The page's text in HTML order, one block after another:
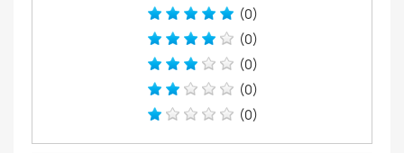
(0)
(0)
(0)
(0)
(0)